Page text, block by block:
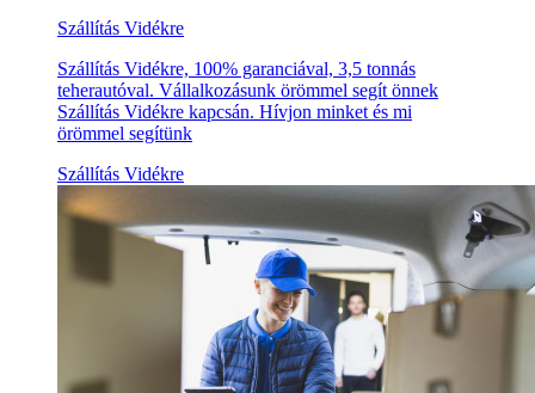
Szállítás Vidékre
Szállítás Vidékre, 100% garanciával, 3,5 tonnás
teherautóval. Vállalkozásunk örömmel segít önnek
Szállítás Vidékre kapcsán. Hívjon minket és mi
örömmel segítünk
Szállítás Vidékre